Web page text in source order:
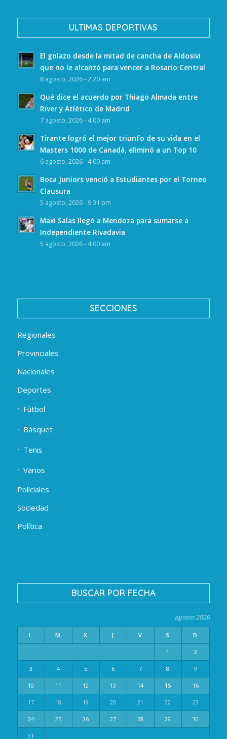
ULTIMAS DEPORTIVAS
El golazo desde la mitad de cancha de Aldosivi
que no le alcanzó para vencer a Rosario Central
8 agosto, 2026 - 2:20 am
Qué dice el acuerdo por Thiago Almada entre
River y Atlético de Madrid
7 agosto, 2026 - 4:00 am
Tirante logró el mejor triunfo de su vida en el
Masters 1000 de Canadá, eliminó a un Top 10
6 agosto, 2026 - 4:00 am
Boca Juniors venció a Estudiantes por el Torneo
Clausura
5 agosto, 2026 - 9:31 pm
Maxi Salas llegó a Mendoza para sumarse a
Independiente Rivadavia
5 agosto, 2026 - 4:00 am
SECCIONES
Regionales
Provinciales
Nacionales
Deportes
Fútbol
Básquet
Tenis
Varios
Policiales
Sociedad
Política
BUSCAR POR FECHA
agosto 2026
L M X J V S D
1 2
3 4 5 6 7 8 9
10 11 12 13 14 15 16
17 18 19 20 21 22 23
24 25 26 27 28 29 30
31